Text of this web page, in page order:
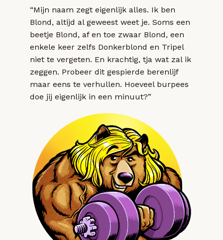
“Mijn naam zegt eigenlijk alles. Ik ben
Blond, altijd al geweest weet je. Soms een
beetje Blond, af en toe zwaar Blond, een
enkele keer zelfs Donkerblond en Tripel
niet te vergeten. En krachtig, tja wat zal ik
zeggen. Probeer dit gespierde berenlijf
maar eens te verhullen. Hoeveel burpees
doe jij eigenlijk in een minuut?”